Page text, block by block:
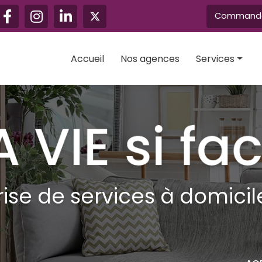
Navigation secondaire
Accueil Nos agences Services
Aide au
Ménage
Vitrerie
Grand ménage
Garde
Assistance
Jardinage
Bricolage
de services à